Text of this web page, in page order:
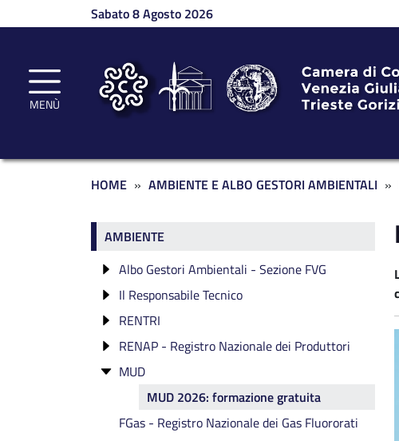
Salta al contenuto principale
Sabato 8 Agosto 2026
MENÙ
Briciole di pane
HOME AMBIENTE E ALBO GESTORI AMBIENTALI
Ambiente
AMBIENTE
Albo Gestori Ambientali - Sezione FVG
Categorie di iscrizione
Categoria 1
Categoria 2 bis
Categoria 3 bis - abrogata
Categoria 4
Fruibilità Dati Albo
AGESTsmart
Il Responsabile Tecnico
Verifica di idoneità
Dispensa
Affiancamento
Cessazione
RENTRI
RENTRI: formazione gratuita
conclusi
RENAP - Registro Nazionale dei Produttori
RAEE Registro Produttori
apparecchiature elettriche ed
elettroniche
Registro Nazionale Pile ed Accumulatori
MUD
MUD 2026: formazione gratuita
FGas - Registro Nazionale dei Gas Fluororati